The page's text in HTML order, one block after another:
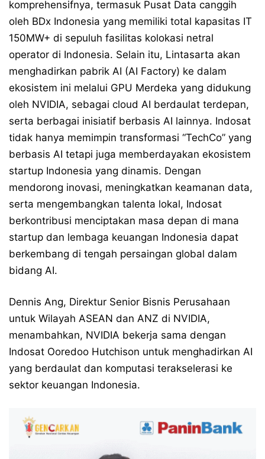
komprehensifnya, termasuk Pusat Data canggih
oleh BDx Indonesia yang memiliki total kapasitas IT
150MW+ di sepuluh fasilitas kolokasi netral
operator di Indonesia. Selain itu, Lintasarta akan
menghadirkan pabrik AI (AI Factory) ke dalam
ekosistem ini melalui GPU Merdeka yang didukung
oleh NVIDIA, sebagai cloud AI berdaulat terdepan,
serta berbagai inisiatif berbasis AI lainnya. Indosat
tidak hanya memimpin transformasi “TechCo” yang
berbasis AI tetapi juga memberdayakan ekosistem
startup Indonesia yang dinamis. Dengan
mendorong inovasi, meningkatkan keamanan data,
serta mengembangkan talenta lokal, Indosat
berkontribusi menciptakan masa depan di mana
startup dan lembaga keuangan Indonesia dapat
berkembang di tengah persaingan global dalam
bidang AI.
Dennis Ang, Direktur Senior Bisnis Perusahaan
untuk Wilayah ASEAN dan ANZ di NVIDIA,
menambahkan, NVIDIA bekerja sama dengan
Indosat Ooredoo Hutchison untuk menghadirkan AI
yang berdaulat dan komputasi terakselerasi ke
sektor keuangan Indonesia.